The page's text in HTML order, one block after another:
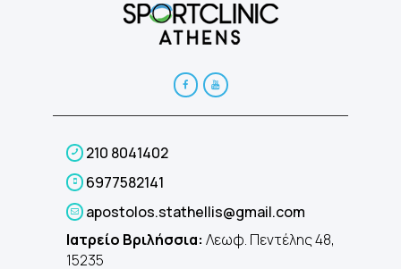
210 8041402
6977582141
apostolos.stathellis@gmail.com
Ιατρείο Βριλήσσια: Λεωφ. Πεντέλης 48,
15235